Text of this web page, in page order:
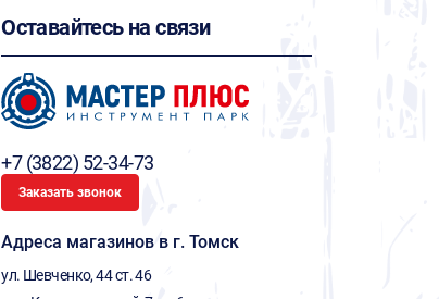
Оставайтесь на связи
+7 (3822) 52-34-73
Заказать звонок
Адреса магазинов в г. Томск
ул. Шевченко, 44 ст. 46